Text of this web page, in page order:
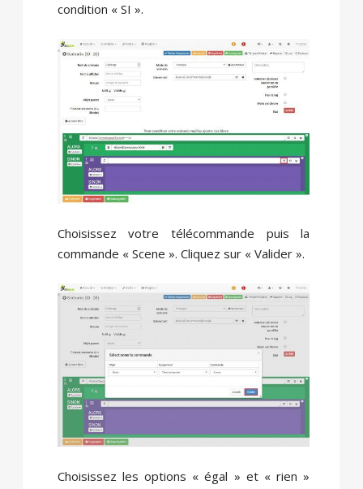
condition « SI ».
Choisissez votre télécommande puis la
commande « Scene ». Cliquez sur « Valider ».
Choisissez les options « égal » et « rien »